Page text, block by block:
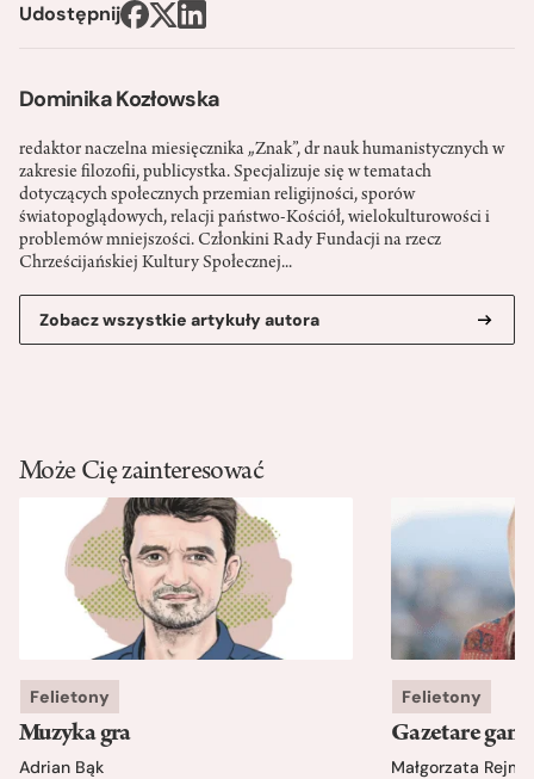
Dominika Kozłowska
redaktor naczelna miesięcznika „Znak”, dr nauk humanistycznych w
zakresie filozofii, publicystka. Specjalizuje się w tematach
dotyczących społecznych przemian religijności, sporów
światopoglądowych, relacji państwo-­Kościół, wielokulturowości i
problemów mniejszości. Członkini Rady Fundacji na rzecz
Chrześcijańskiej Kultury Społecznej...
Zobacz wszystkie artykuły autora
Udostępnij
Może Cię zainteresować
Felietony
Muzyka gra
Adrian Bąk
Felietony
Gazetare
Małgorzata